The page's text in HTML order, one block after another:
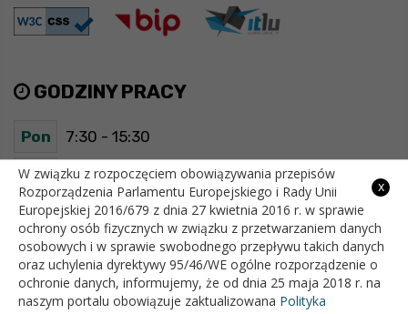
GODZINY PRACY
Pon 7:30 - 15:30
Wt 7:30 - 15:30
Śr 7:30 - 15:30
Czw 7:30 - 15:30
Pt 7:30 - 15:30
x
W związku z rozpoczęciem obowiązywania przepisów
Rozporządzenia Parlamentu Europejskiego i Rady Unii
Europejskiej 2016/679 z dnia 27 kwietnia 2016 r. w sprawie
ochrony osób fizycznych w związku z przetwarzaniem danych
osobowych i w sprawie swobodnego przepływu takich danych
oraz uchylenia dyrektywy 95/46/WE ogólne rozporządzenie o
ochronie danych, informujemy, że od dnia 25 maja 2018 r. na
naszym portalu obowiązuje zaktualizowana Polityka